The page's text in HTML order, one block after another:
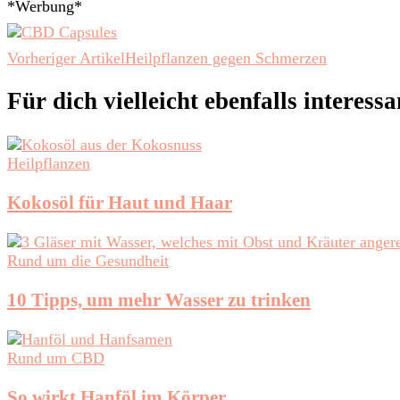
*Werbung*
Beitragsnavigation
Vorheriger ArtikelHeilpflanzen gegen Schmerzen
Für dich vielleicht ebenfalls
Heilpflanzen
Kokosöl für Haut und Haar
Rund um die Gesundheit
10 Tipps, um mehr Wasser zu trinken
Rund um CBD